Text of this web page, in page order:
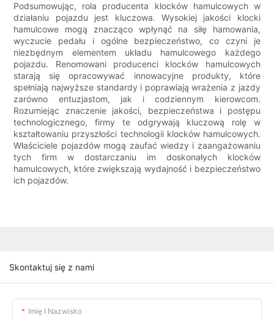
Podsumowując, rola producenta klocków hamulcowych w
działaniu pojazdu jest kluczowa. Wysokiej jakości klocki
hamulcowe mogą znacząco wpłynąć na siłę hamowania,
wyczucie pedału i ogólne bezpieczeństwo, co czyni je
niezbędnym elementem układu hamulcowego każdego
pojazdu. Renomowani producenci klocków hamulcowych
starają się opracowywać innowacyjne produkty, które
spełniają najwyższe standardy i poprawiają wrażenia z jazdy
zarówno entuzjastom, jak i codziennym kierowcom.
Rozumiejąc znaczenie jakości, bezpieczeństwa i postępu
technologicznego, firmy te odgrywają kluczową rolę w
kształtowaniu przyszłości technologii klocków hamulcowych.
Właściciele pojazdów mogą zaufać wiedzy i zaangażowaniu
tych firm w dostarczaniu im doskonałych klocków
hamulcowych, które zwiększają wydajność i bezpieczeństwo
ich pojazdów.
Skontaktuj się z nami
Imię I Nazwisko